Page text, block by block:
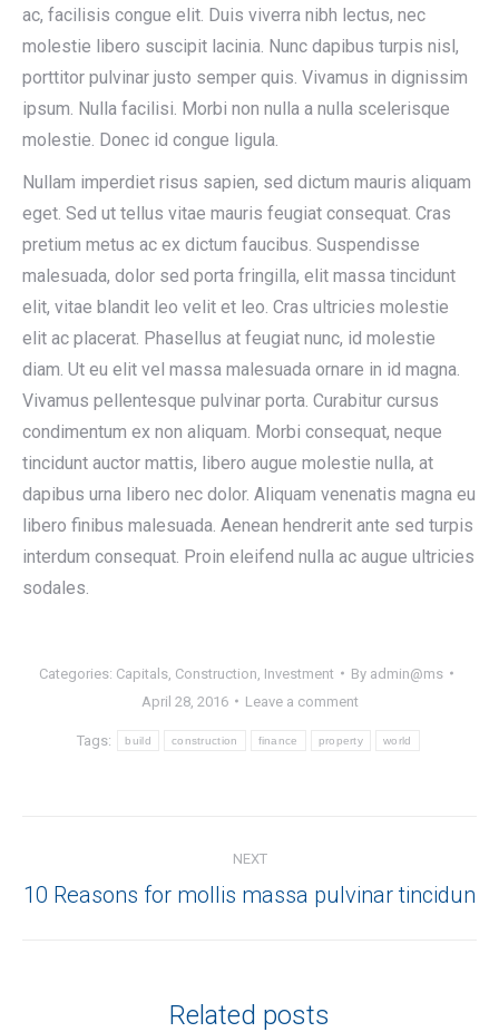
ac, facilisis congue elit. Duis viverra nibh lectus, nec
molestie libero suscipit lacinia. Nunc dapibus turpis nisl,
porttitor pulvinar justo semper quis. Vivamus in dignissim
ipsum. Nulla facilisi. Morbi non nulla a nulla scelerisque
molestie. Donec id congue ligula.
Nullam imperdiet risus sapien, sed dictum mauris aliquam
eget. Sed ut tellus vitae mauris feugiat consequat. Cras
pretium metus ac ex dictum faucibus. Suspendisse
malesuada, dolor sed porta fringilla, elit massa tincidunt
elit, vitae blandit leo velit et leo. Cras ultricies molestie
elit ac placerat. Phasellus at feugiat nunc, id molestie
diam. Ut eu elit vel massa malesuada ornare in id magna.
Vivamus pellentesque pulvinar porta. Curabitur cursus
condimentum ex non aliquam. Morbi consequat, neque
tincidunt auctor mattis, libero augue molestie nulla, at
dapibus urna libero nec dolor. Aliquam venenatis magna eu
libero finibus malesuada. Aenean hendrerit ante sed turpis
interdum consequat. Proin eleifend nulla ac augue ultricies
sodales.
Categories: Capitals Construction Investment By admin@ms
April 28, 2016
Leave a comment
Tags: build construction finance property world
navigation
NEXT
Next
10 Reasons for mollis massa pulvinar tincidun
Related posts